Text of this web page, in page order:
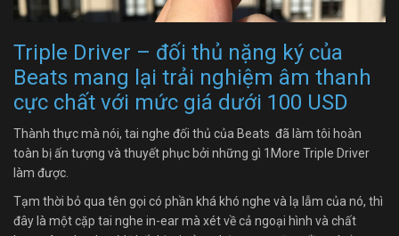
Triple Driver – đối thủ nặng ký của
Beats mang lại trải nghiệm âm thanh
cực chất với mức giá dưới 100 USD
Thành thực mà nói, tai nghe đối thủ của Beats đã làm tôi hoàn
toàn bị ấn tượng và thuyết phục bởi những gì 1More Triple Driver
làm được.
Tạm thời bỏ qua tên gọi có phần khá khó nghe và lạ lẫm của nó, thì
đây là một cặp tai nghe in-ear mà xét về cả ngoại hình và chất